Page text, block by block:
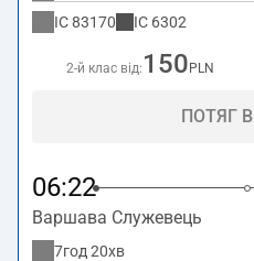
IC83170 IC 6302
2-й клас від: 150 PLN
ПОТЯГ
06:22
Варшава Служевець
7год 20хв